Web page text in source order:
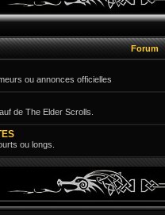
Forum
ou annonces officielles
de The Elder Scrolls.
ou longs.